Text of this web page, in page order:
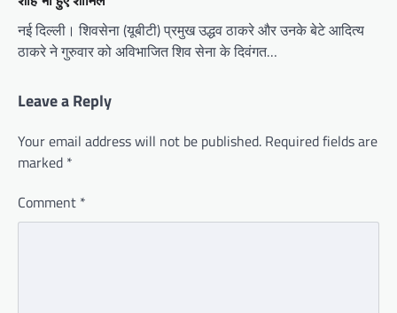
नई दिल्ली। शिवसेना (यूबीटी) प्रमुख उद्धव ठाकरे और उनके बेटे आदित्य
ठाकरे ने गुरुवार को अविभाजित शिव सेना के दिवंगत…
Leave a Reply
Your email address will not be published. Required fields are
marked *
Comment *